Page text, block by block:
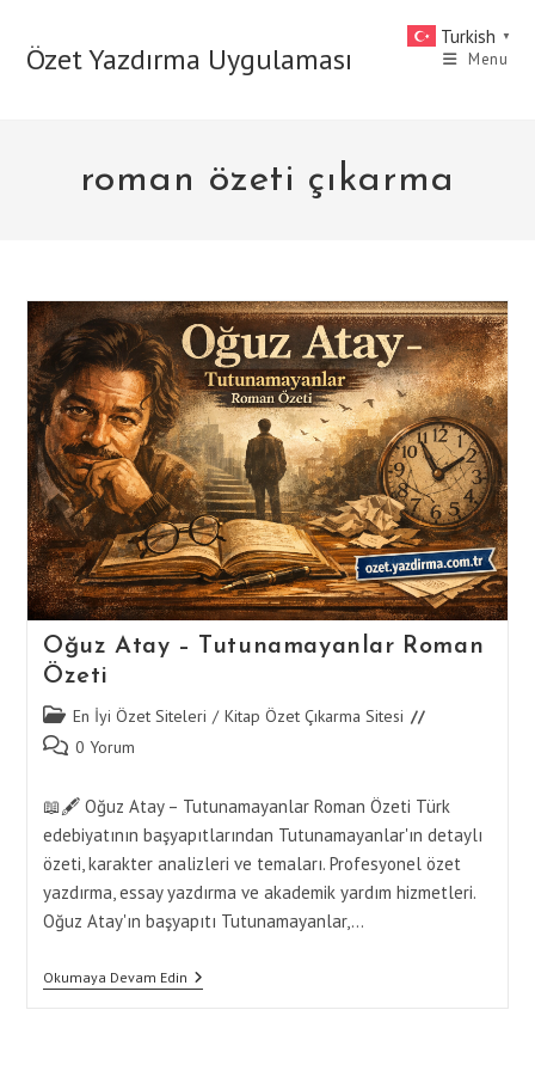
contentÖzet Yazdırma Uygulaması Menu
roman özeti çıkarma
Oğuz Atay – Tutunamayanlar Roman
Özeti
Post
category:
En İyi Özet Siteleri / Kitap Özet Çıkarma Sitesi
Post 0 Yorum
📖🖋️ Oğuz Atay – Tutunamayanlar Roman Özeti Türk
edebiyatının başyapıtlarından Tutunamayanlar'ın detaylı
özeti, karakter analizleri ve temaları. Profesyonel özet
yazdırma, essay yazdırma ve akademik yardım hizmetleri.
Oğuz Atay'ın başyapıtı Tutunamayanlar,…
Okumaya Devam EdinOğuz
Turkish ▼